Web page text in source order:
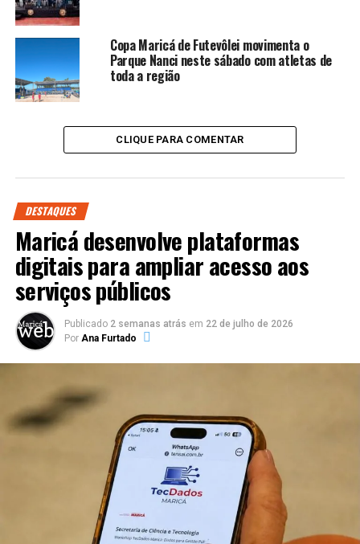
Copa Maricá de Futevôlei movimenta o
Parque Nanci neste sábado com atletas de
toda a região
CLIQUE PARA COMENTAR
DESTAQUES
Maricá desenvolve plataformas
digitais para ampliar acesso aos
serviços públicos
Publicado 2 semanas atrás em 22 de julho de 2026
Por Ana Furtado